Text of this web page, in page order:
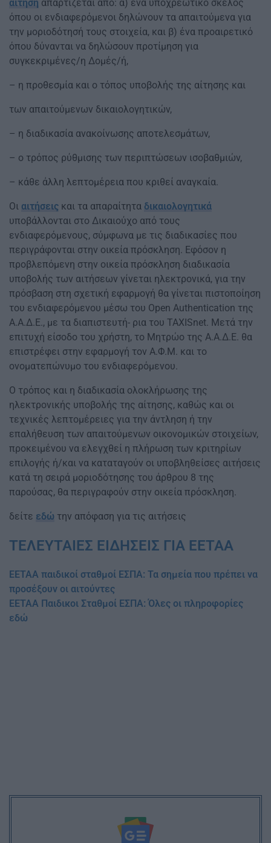
αίτηση απαρτίζεται από: α) ένα υποχρεωτικό σκέλος
όπου οι ενδιαφερόμενοι δηλώνουν τα απαιτούμενα για
την μοριοδότησή τους στοιχεία, και β) ένα προαιρετικό
όπου δύνανται να δηλώσουν προτίμηση για
συγκεκριμένες/η Δομές/ή,
– η προθεσμία και ο τόπος υποβολής της αίτησης και
των απαιτούμενων δικαιολογητικών,
– η διαδικασία ανακοίνωσης αποτελεσμάτων,
– ο τρόπος ρύθμισης των περιπτώσεων ισοβαθμιών,
– κάθε άλλη λεπτομέρεια που κριθεί αναγκαία.
Οι αιτήσεις και τα απαραίτητα δικαιολογητικά
υποβάλλονται στο Δικαιούχο από τους
ενδιαφερόμενους, σύμφωνα με τις διαδικασίες που
περιγράφονται στην οικεία πρόσκληση. Εφόσον η
προβλεπόμενη στην οικεία πρόσκληση διαδικασία
υποβολής των αιτήσεων γίνεται ηλεκτρονικά, για την
πρόσβαση στη σχετική εφαρμογή θα γίνεται πιστοποίηση
του ενδιαφερόμενου μέσω του Open Authentication της
Α.Α.Δ.Ε., με τα διαπιστευτή- ρια του TAXISnet. Μετά την
επιτυχή είσοδο του χρήστη, το Μητρώο της Α.Α.Δ.Ε. θα
επιστρέφει στην εφαρμογή τον Α.Φ.Μ. και το
ονοματεπώνυμο του ενδιαφερόμενου.
Ο τρόπος και η διαδικασία ολοκλήρωσης της
ηλεκτρονικής υποβολής της αίτησης, καθώς και οι
τεχνικές λεπτομέρειες για την άντληση ή την
επαλήθευση των απαιτούμενων οικονομικών στοιχείων,
προκειμένου να ελεγχθεί η πλήρωση των κριτηρίων
επιλογής ή/και να καταταγούν οι υποβληθείσες αιτήσεις
κατά τη σειρά μοριοδότησης του άρθρου 8 της
παρούσας, θα περιγραφούν στην οικεία πρόσκληση.
δείτε εδώ την απόφαση για τις αιτήσεις
ΤΕΛΕΥΤΑΙΕΣ ΕΙΔΗΣΕΙΣ ΓΙΑ ΕΕΤΑΑ
ΕΕΤΑΑ παιδικοί σταθμοί ΕΣΠΑ: Τα σημεία που πρέπει να
προσέξουν οι αιτούντες
ΕΕΤΑΑ Παιδικοι Σταθμοί ΕΣΠΑ: Όλες οι πληροφορίες
εδώ